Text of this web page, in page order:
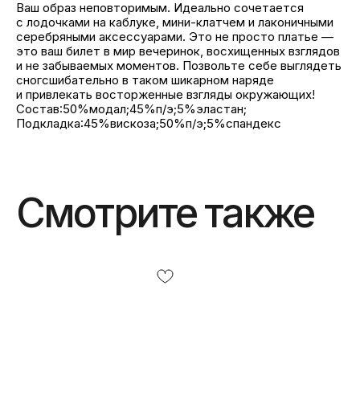
Ваш образ неповторимым. Идеально сочетается
с лодочками на каблуке, мини-клатчем и лаконичными
серебряными аксессуарами. Это не просто платье —
это ваш билет в мир вечеринок, восхищенных взглядов
и не забываемых моментов. Позвольте себе выглядеть
сногсшибательно в таком шикарном наряде
и привлекать восторженные взгляды окружающих!
Состав:50%модал;45%п/э;5%эластан;
Подкладка:45%вискоза;50%п/э;5%спандекс
Смотрите также